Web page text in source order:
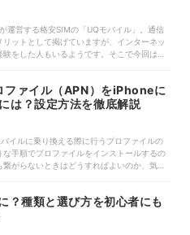
運営する格安SIMの「UQモバイル」。通信
ットとして掲げていますが、インターネッ
をした人もいるようです。そこで今回は、
ファイル（APN）をiPhoneに
は？設定方法を徹底解説
イルに乗り換える際に行うプロファイルの
な手順でプロファイルをインストールするの
がらないときはどうすればよいのか、気に
？種類と選び方を初心者にも